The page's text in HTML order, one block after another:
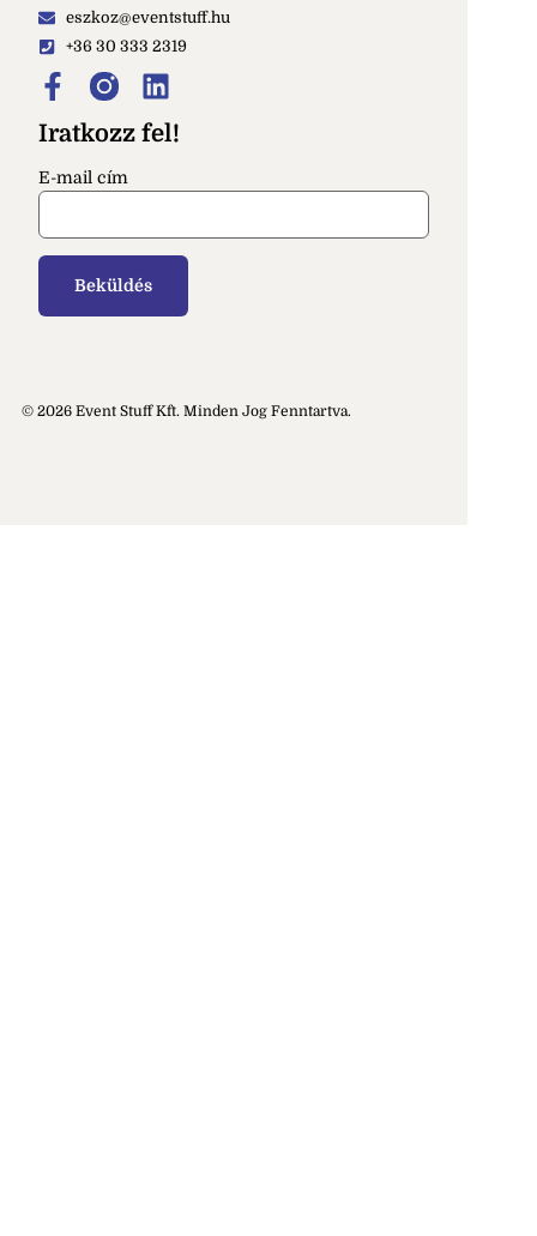
eszkoz@eventstuff.hu
+36 30 333 2319
Iratkozz fel!
E-mail cím
© 2026 Event Stuff Kft. Minden Jog Fenntartva.